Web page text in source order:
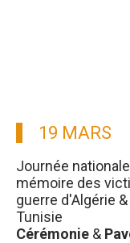
19 MARS
Journée
mémoire des
guerre d'Algérie
Tunisie
Cérémonie &